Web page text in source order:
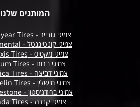
המותגים שלנו
צמיגי גודייר - Goodyear Tires
צמיגי קונטיננטל - Continental
צמיגי מקסיס - Maxxis Tires
צמיגי ברום - Barum Tires
צמיגי דביצה - Debica Tires
צמיגי מישלין - Michelin Tires
צמיגי ברידג'סטון - Bridgestone
צמיגי קנדה - Kenda Tires